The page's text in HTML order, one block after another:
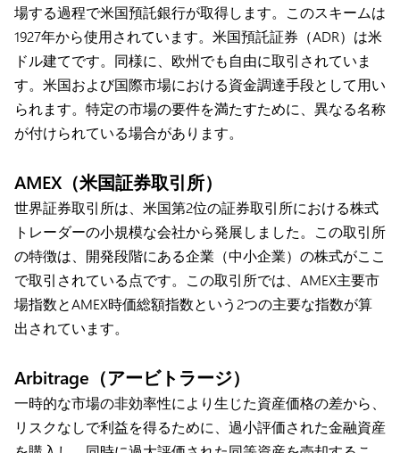
場する過程で米国預託銀行が取得します。このスキームは
1927年から使用されています。米国預託証券（ADR）は米
ドル建てです。同様に、欧州でも自由に取引されていま
す。米国および国際市場における資金調達手段として用い
られます。特定の市場の要件を満たすために、異なる名称
が付けられている場合があります。
AMEX（米国証券取引所）
世界証券取引所は、米国第2位の証券取引所における株式
トレーダーの小規模な会社から発展しました。この取引所
の特徴は、開発段階にある企業（中小企業）の株式がここ
で取引されている点です。この取引所では、AMEX主要市
場指数とAMEX時価総額指数という2つの主要な指数が算
出されています。
Arbitrage（アービトラージ）
一時的な市場の非効率性により生じた資産価格の差から、
リスクなしで利益を得るために、過小評価された金融資産